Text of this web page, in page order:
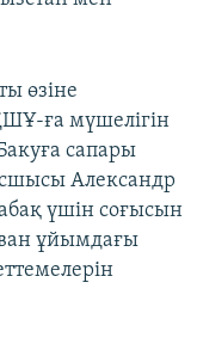
өзіне
ға мүшелігін
сапары
Александр
үшін соғысын
ұйымдағы